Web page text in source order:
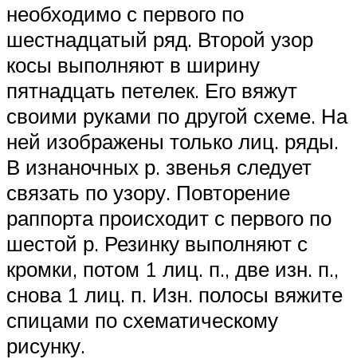
необходимо с первого по
шестнадцатый ряд. Второй узор
косы выполняют в ширину
пятнадцать петелек. Его вяжут
своими руками по другой схеме. На
ней изображены только лиц. ряды.
В изнаночных р. звенья следует
связать по узору. Повторение
раппорта происходит с первого по
шестой р. Резинку выполняют с
кромки, потом 1 лиц. п., две изн. п.,
снова 1 лиц. п. Изн. полосы вяжите
спицами по схематическому
рисунку.